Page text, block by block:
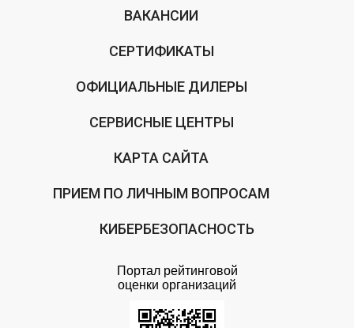
ВАКАНСИИ
СЕРТИФИКАТЫ
ОФИЦИАЛЬНЫЕ ДИЛЕРЫ
СЕРВИСНЫЕ ЦЕНТРЫ
КАРТА САЙТА
ПРИЕМ ПО ЛИЧНЫМ ВОПРОСАМ
КИБЕРБЕЗОПАСНОСТЬ
Портал рейтинговой
оценки организаций